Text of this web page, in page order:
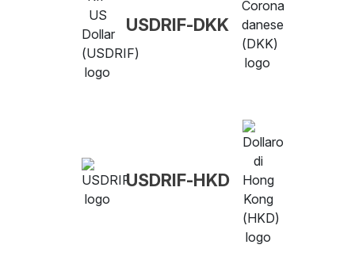
USDRIF-DKK
USDRIF-HKD